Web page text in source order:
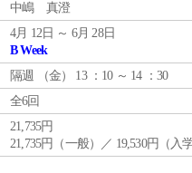
中嶋 真澄
4月 12日 ～ 6月 28日
B Week
隔週 （金） 13 ：10 ～ 14 ：30
全6回
21,735円
21,735円（一般）／ 19,530円（入